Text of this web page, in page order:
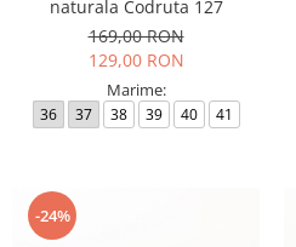
naturala Codruta 127
169,00 RON
129,00 RON
Marime:
36 37 38 39 40 41
-24%